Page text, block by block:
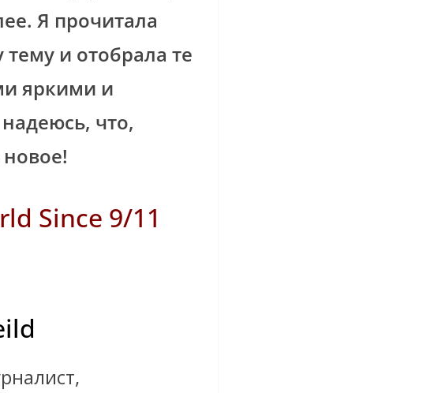
Я прочитала
и отобрала те
яркими и
что,
Since 9/11